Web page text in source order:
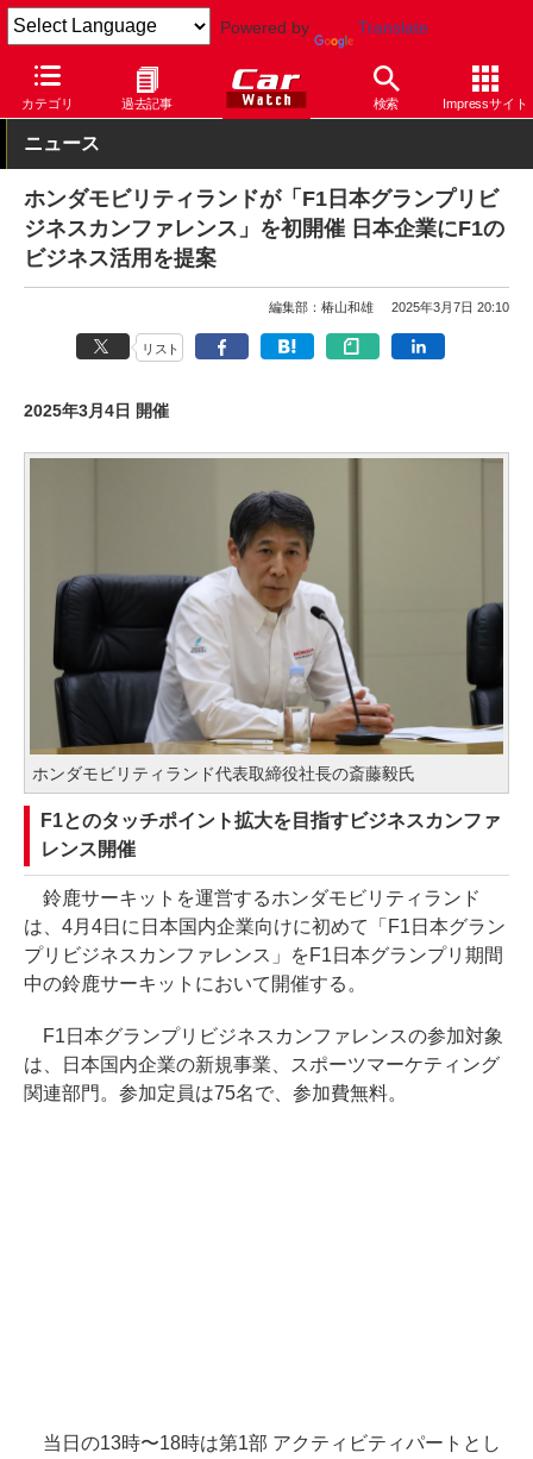
Powered by Translate
カテゴリ 過去記事 検索 Impressサイト
Car Watch モータースポーツ サーキット 鈴鹿サーキット
ニュース
ホンダモビリティランドが「F1日本グランプリビ
ジネスカンファレンス」を初開催 日本企業にF1の
ビジネス活用を提案
編集部：椿山和雄 2025年3月7日 20:10
リスト
2025年3月4日 開催
ホンダモビリティランド代表取締役社長の斎藤毅氏
F1とのタッチポイント拡大を目指すビジネスカンファ
レンス開催
鈴鹿サーキットを運営するホンダモビリティランド
は、4月4日に日本国内企業向けに初めて「F1日本グラン
プリビジネスカンファレンス」をF1日本グランプリ期間
中の鈴鹿サーキットにおいて開催する。
F1日本グランプリビジネスカンファレンスの参加対象
は、日本国内企業の新規事業、スポーツマーケティング
関連部門。参加定員は75名で、参加費無料。
当日の13時〜18時は第1部 アクティビティパートとし